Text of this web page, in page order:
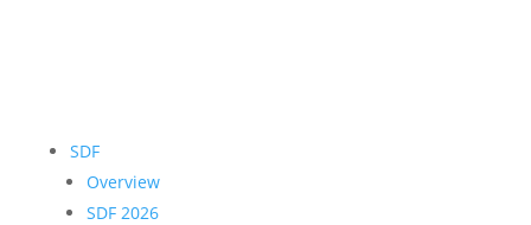
SDF
Overview
SDF 2026